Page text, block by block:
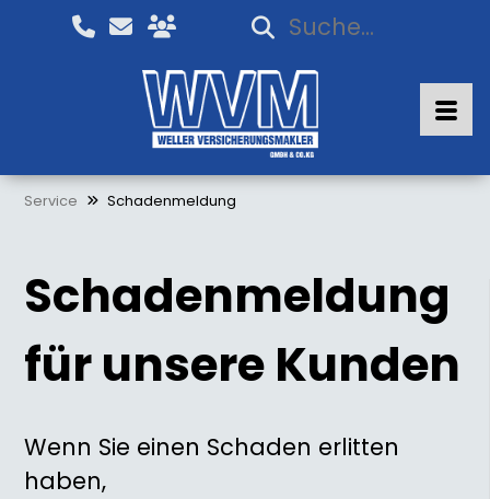
Service Schadenmeldung
Schadenmeldung
für unsere Kunden
Wenn Sie einen Schaden erlitten
haben,